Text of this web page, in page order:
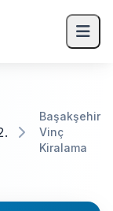
Başakşehir
Vinç
Kiralama